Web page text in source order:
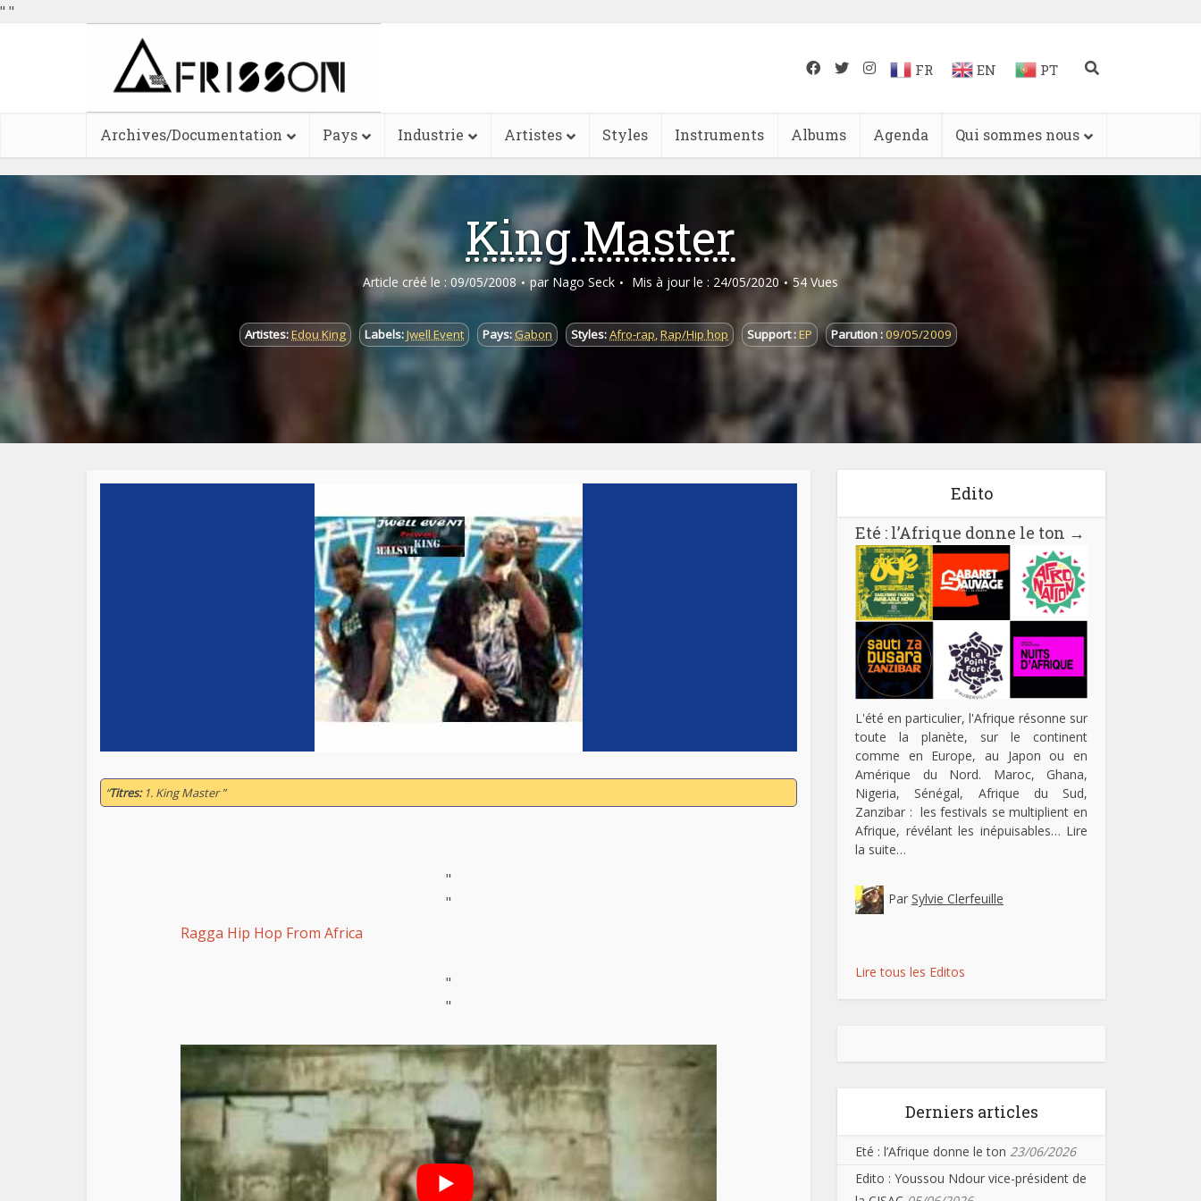
" "
FR EN PT
Archives/Documentation Pays Industrie Artistes Styles Instruments Albums Agenda Qui sommes nous
King Master
Article créé le : 09/05/2008 par Nago Seck Mis à jour le : 24/05/2020 54 Vues
Artistes:Edou King Labels:Jwell Event Pays:Gabon Styles:Afro-rap,Rap/Hip hop Support : EP Parution :09/05/2009
“Titres:1. King Master ”
"
"
Ragga Hip Hop From Africa
"
"
Edito
Eté : l’Afrique donne le ton →
L'été en particulier, l'Afrique résonne sur
toute la planète, sur le continent
comme en Europe, au Japon ou en
Amérique du Nord. Maroc, Ghana,
Nigeria, Sénégal, Afrique du Sud,
Zanzibar : les festivals se multiplient en
Afrique, révélant les inépuisables… Lire
la suite…
Par Sylvie Clerfeuille
Lire tous les Editos
Derniers articles
Eté : l’Afrique donne le ton 23/06/2026
Edito : Youssou Ndour vice-président de